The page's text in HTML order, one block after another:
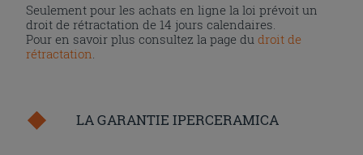
Seulement pour les achats en ligne la loi prévoit un
droit de rétractation de 14 jours calendaires.
Pour en savoir plus consultez la page dudroit de
rétractation
LA GARANTIE IPERCERAMICA